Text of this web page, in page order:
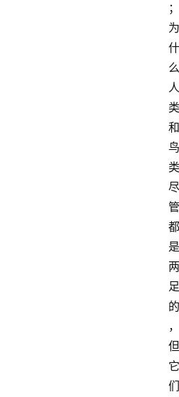
；
为
什
么
人
类
和
鸟
类
尽
管
都
是
两
足
的
，
但
它
们